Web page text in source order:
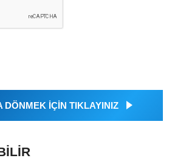
DÖNMEK İÇİN TIKLAYINIZ